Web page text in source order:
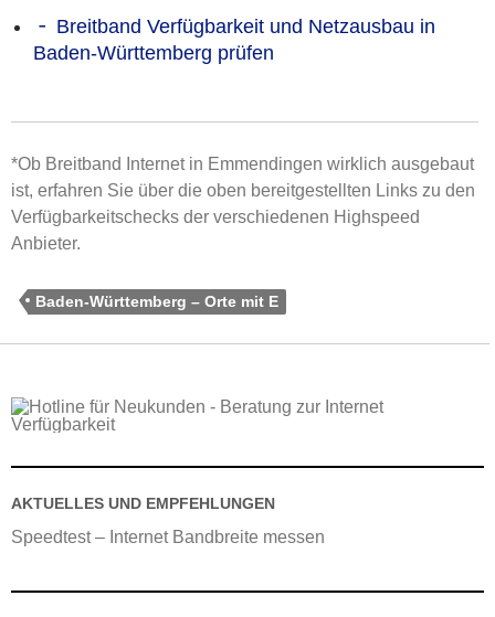
Breitband Verfügbarkeit und Netzausbau in
Baden-Württemberg prüfen
*Ob Breitband Internet in Emmendingen wirklich ausgebaut
ist, erfahren Sie über die oben bereitgestellten Links zu den
Verfügbarkeitschecks der verschiedenen Highspeed
Anbieter.
Baden-Württemberg – Orte mit E
AKTUELLES UND EMPFEHLUNGEN
Speedtest – Internet Bandbreite messen